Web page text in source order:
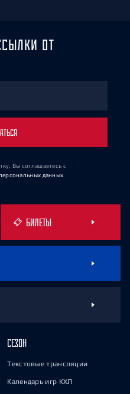
ОТ
Вы соглашаетесь с
данных
БИЛЕТЫ
СЕЗОН
Текстовые трансляции
Календарь игр КХЛ